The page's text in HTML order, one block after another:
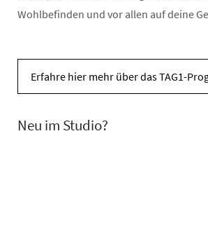
Wohlbefinden und vor allen auf deine
Erfahre hier mehr über das TAG1-
Neu im Studio?